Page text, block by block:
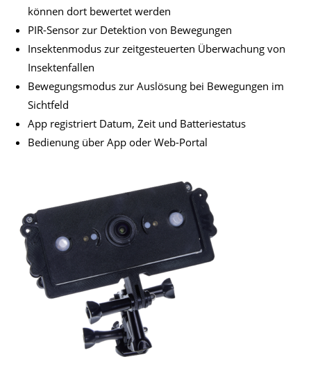
können dort bewertet werden
PIR-Sensor zur Detektion von Bewegungen
Insektenmodus zur zeitgesteuerten Überwachung von
Insektenfallen
Bewegungsmodus zur Auslösung bei Bewegungen im
Sichtfeld
App registriert Datum, Zeit und Batteriestatus
Bedienung über App oder Web-Portal